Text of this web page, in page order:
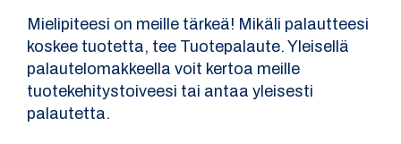
Mielipiteesi on meille tärkeä! Mikäli palautteesi
koskee tuotetta, tee Tuotepalaute. Yleisellä
palautelomakkeella voit kertoa meille
tuotekehitystoiveesi tai antaa yleisesti
palautetta.